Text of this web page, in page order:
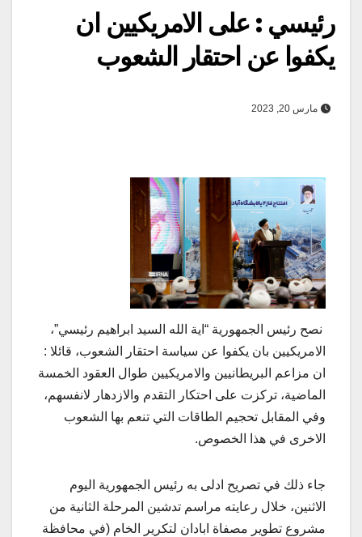
رئيسي : على الامريكيين ان
يكفوا عن احتقار الشعوب
مارس 20, 2023
نصح رئيس الجمهورية “اية الله السيد ابراهيم رئيسي”،
الامريكيين بان يكفوا عن سياسة احتقار الشعوب، قائلا :
ان مزاعم البريطانيين والامريكيين طوال العقود الخمسة
الماضية، تركزت على احتكار التقدم والازدهار لانفسهم،
وفي المقابل تحجيم الطاقات التي تنعم بها الشعوب
الاخرى في هذا الخصوص.
جاء ذلك في تصريح ادلى به رئيس الجمهورية اليوم
الاثنين، خلال رعايته مراسم تدشين المرحلة الثانية من
مشروع تطوير مصفاة ابادان لتكرير الخام (في محافظة